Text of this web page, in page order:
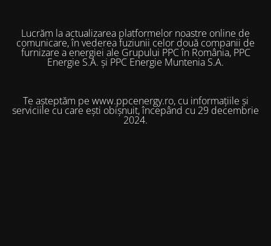
Lucrăm la actualizarea platformelor noastre online de
comunicare, în vederea fuziunii celor două companii de
furnizare a energiei ale Grupului PPC în România, PPC
Energie S.A. și PPC Energie Muntenia S.A.
Te așteptăm pe www.ppcenergy.ro, cu informațiile și
serviciile cu care ești obișnuit, începând cu 29 decembrie
2024.